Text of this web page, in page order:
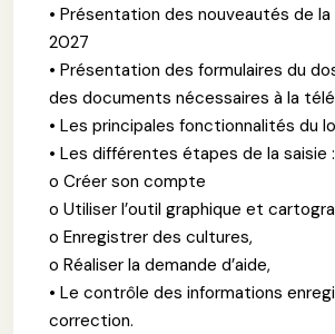
• Présentation des nouveautés de
2027
• Présentation des formulaires du
des documents nécessaires à la
• Les principales fonctionnalités du
• Les différentes étapes de la saisie :
o Créer son compte
o Utiliser l’outil graphique et
o Enregistrer des cultures,
o Réaliser la demande d’aide,
• Le contrôle des informations
correction.